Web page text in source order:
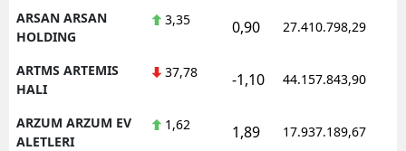
ARSAN ARSAN
HOLDING
3,35 0,90 27.410.798,29
ARTMS ARTEMIS
HALI
37,78 -1,10 44.157.843,90
ARZUM ARZUM EV
ALETLERI
1,62 1,89 17.937.189,67